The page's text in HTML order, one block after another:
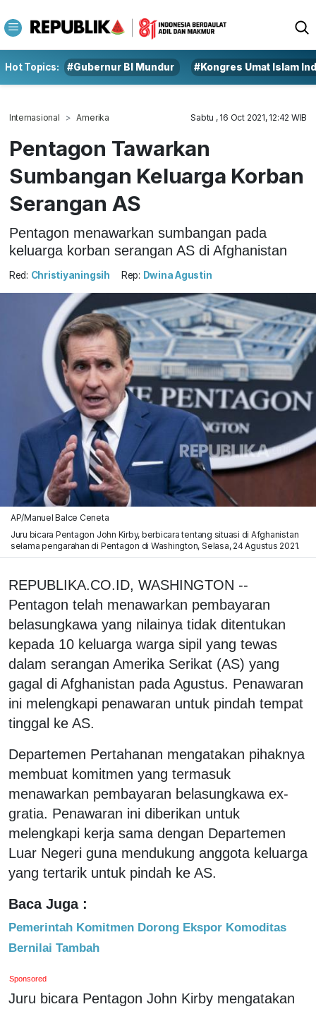
Hot Topics: #Gubernur BI Mundur #Kongres Umat Islam
Internasional Amerika Sabtu , 16 Oct 2021, 12:42 WIB
Pentagon Tawarkan
Sumbangan Keluarga Korban
Serangan AS
Pentagon menawarkan sumbangan pada
keluarga korban serangan AS di Afghanistan
Red: Christiyaningsih Rep: Dwina Agustin
AP/Manuel Balce Ceneta
Juru bicara Pentagon John Kirby, berbicara tentang situasi di Afghanistan
selama pengarahan di Pentagon di Washington, Selasa, 24 Agustus 2021.
REPUBLIKA.CO.ID, WASHINGTON --
Pentagon telah menawarkan pembayaran
belasungkawa yang nilainya tidak ditentukan
kepada 10 keluarga warga sipil yang tewas
dalam serangan Amerika Serikat (AS) yang
gagal di Afghanistan pada Agustus. Penawaran
ini melengkapi penawaran untuk pindah tempat
tinggal ke AS.
Departemen Pertahanan mengatakan pihaknya
membuat komitmen yang termasuk
menawarkan pembayaran belasungkawa ex-
gratia. Penawaran ini diberikan untuk
melengkapi kerja sama dengan Departemen
Luar Negeri guna mendukung anggota keluarga
yang tertarik untuk pindah ke AS.
Baca Juga :
Pemerintah Komitmen Dorong Ekspor Komoditas
Bernilai Tambah
Sponsored
Juru bicara Pentagon John Kirby mengatakan